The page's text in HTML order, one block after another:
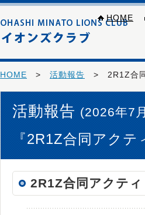
HOME
HOME > 活動報告 > 2R1Z合同
活動報告 (2026年7
『2R1Z合同アク
2R1Z合同アクテ